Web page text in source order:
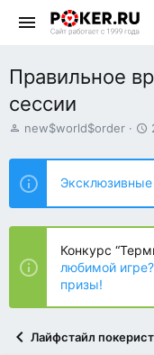
Правильное
сессии
А
т
о
р
т
е
ы
new$world$order
н
а
Конкурс
любимой
призы!
Лайфстайл